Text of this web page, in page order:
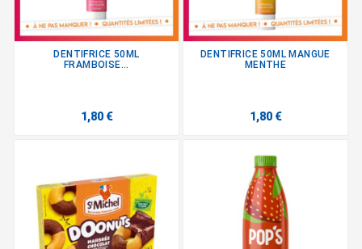
DENTIFRICE 50ML
FRAMBOISE...
1,80 €
DENTIFRICE 50ML MANGUE
MENTHE
1,80 €